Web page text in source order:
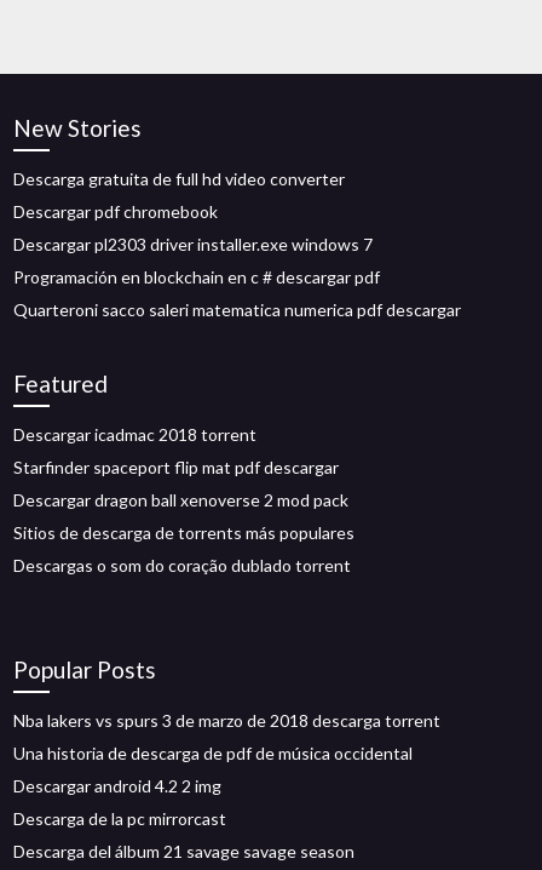
New Stories
Descarga gratuita de full hd video converter
Descargar pdf chromebook
Descargar pl2303 driver installer.exe windows 7
Programación en blockchain en c # descargar pdf
Quarteroni sacco saleri matematica numerica pdf descargar
Featured
Descargar icadmac 2018 torrent
Starfinder spaceport flip mat pdf descargar
Descargar dragon ball xenoverse 2 mod pack
Sitios de descarga de torrents más populares
Descargas o som do coração dublado torrent
Popular Posts
Nba lakers vs spurs 3 de marzo de 2018 descarga torrent
Una historia de descarga de pdf de música occidental
Descargar android 4.2 2 img
Descarga de la pc mirrorcast
Descarga del álbum 21 savage savage season